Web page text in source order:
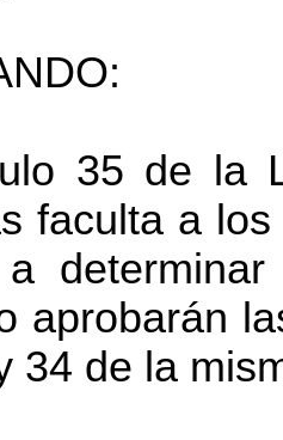
35 de la
faculta a
a
aprobarán
34 de la